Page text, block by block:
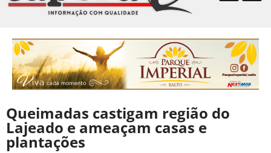
Queimadas castigam região do
Lajeado e ameaçam casas e
plantações